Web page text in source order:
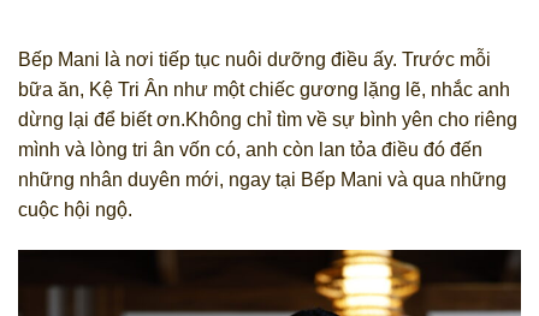
Bếp Mani là nơi tiếp tục nuôi dưỡng điều ấy. Trước mỗi
bữa ăn, Kệ Tri Ân như một chiếc gương lặng lẽ, nhắc anh
dừng lại để biết ơn.Không chỉ tìm về sự bình yên cho riêng
mình và lòng tri ân vốn có, anh còn lan tỏa điều đó đến
những nhân duyên mới, ngay tại Bếp Mani và qua những
cuộc hội ngộ.